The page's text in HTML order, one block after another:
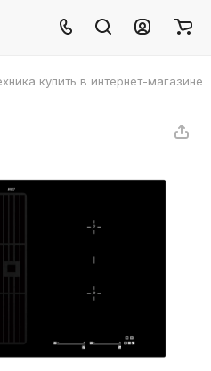
купить в интернет-магазине